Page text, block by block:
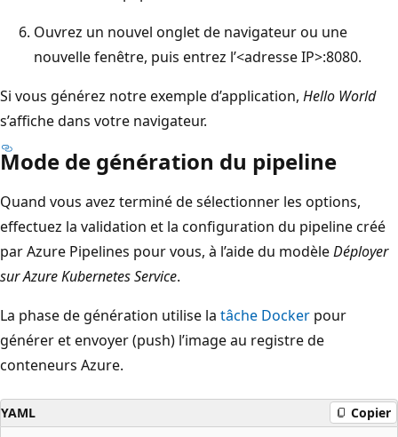
Ouvrez un nouvel onglet de navigateur ou une
nouvelle fenêtre, puis entrez l’<adresse IP>:8080.
Si vous générez notre exemple d’application, Hello World
s’affiche dans votre navigateur.
Mode de génération du pipeline
Quand vous avez terminé de sélectionner les options,
effectuez la validation et la configuration du pipeline créé
par Azure Pipelines pour vous, à l’aide du modèleDéployer
sur Azure Kubernetes Service.
La phase de génération utilise la tâche Docker pour
générer et envoyer (push) l’image au registre de
conteneurs Azure.
YAML Copier